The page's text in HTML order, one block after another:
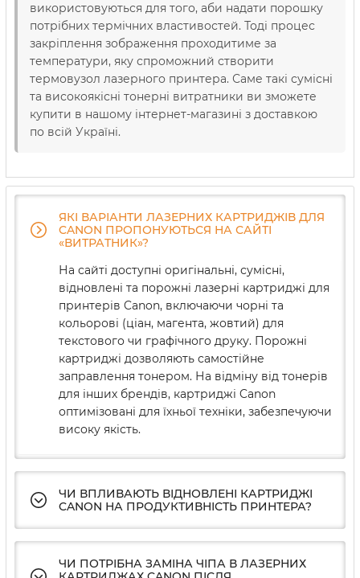
використовуються для того, аби надати порошку
потрібних термічних властивостей. Тоді процес
закріплення зображення проходитиме за
температури, яку спроможний створити
термовузол лазерного принтера. Саме такі сумісні
та високоякісні тонерні витратники ви зможете
купити в нашому інтернет-магазині з доставкою
по всій Україні.
ЯКІ ВАРІАНТИ ЛАЗЕРНИХ КАРТРИДЖІВ ДЛЯ
CANON ПРОПОНУЮТЬСЯ НА САЙТІ
«ВИТРАТНИК»?
На сайті доступні оригінальні, сумісні,
відновлені та порожні лазерні картриджі для
принтерів Canon, включаючи чорні та
кольорові (ціан, магента, жовтий) для
текстового чи графічного друку. Порожні
картриджі дозволяють самостійне
заправлення тонером. На відміну від тонерів
для інших брендів, картриджі Canon
оптимізовані для їхньої техніки, забезпечуючи
високу якість.
ЧИ ВПЛИВАЮТЬ ВІДНОВЛЕНІ КАРТРИДЖІ
CANON НА ПРОДУКТИВНІСТЬ ПРИНТЕРА?
ЧИ ПОТРІБНА ЗАМІНА ЧІПА В ЛАЗЕРНИХ